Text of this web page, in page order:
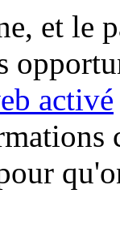
et le
activé